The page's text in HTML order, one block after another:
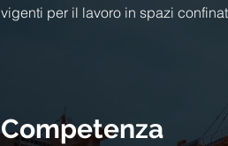
vigenti per il lavoro in spazi
Competenza